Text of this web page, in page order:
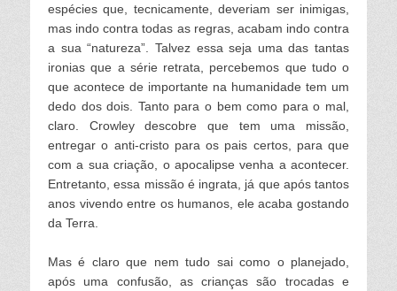
espécies que, tecnicamente, deveriam serinimigas,
mas indo contra todas as regras, acabam indo contra
a sua “natureza”. Talvez essa seja uma das tantas
ironias que a série retrata, percebemos que tudo o
que acontece de importante na humanidade tem um
dedo dos dois. Tanto para o bem como para o mal,
claro. Crowley descobre que tem uma missão,
entregar o anti-cristo para os pais certos, para que
com a sua criação, o apocalipse venha a acontecer.
Entretanto , essa missão é ingrata, já que após tantos
anos vivendo entre os humanos, ele acaba gostando
da Terra.
Mas é claro que nem tudo sai como o planejado,
após uma confusão, as crianças são trocadas e